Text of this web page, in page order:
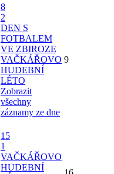
8
2
DEN S
FOTBALEM
VE ZBIROZE
VAČKÁŘOVO
HUDEBNÍ
LÉTO
Zobrazit
všechny
záznamy ze dne
9
15
1
VAČKÁŘOVO
HUDEBNÍ